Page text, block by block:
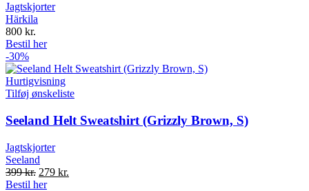
Jagtskjorter
Härkila
800 kr.
Bestil her
-30%
Hurtigvisning
Tilføj ønskeliste
Seeland Helt Sweatshirt (Grizzly Brown, S)
Jagtskjorter
Seeland
399kr. Original
price
279 kr.
Bestil her